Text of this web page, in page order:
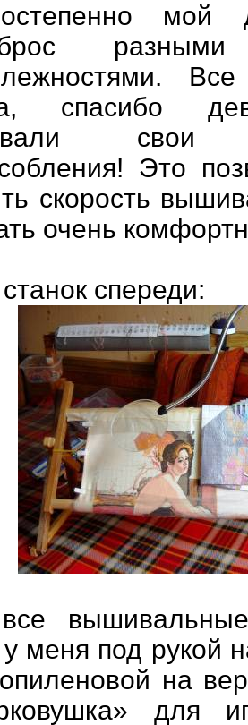
мой
разными
спасибо
Это
скорость
очень
спереди:
меня под рукой
на
для